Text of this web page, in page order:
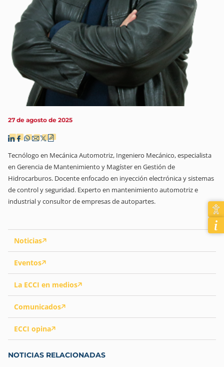
Noticias
Eventos
La ECCI en medios
Comunicados
ECCI opina
NOTICIAS RELACIONADAS
27 de agosto de 2025
Tecnólogo en Mecánica Automotriz, Ingeniero Mecánico, especialista
en Gerencia de Mantenimiento y Magíster en Gestión de
Hidrocarburos. Docente enfocado en inyección electrónica y sistemas
de control y seguridad. Experto en mantenimiento automotriz e
industrial y consultor de empresas de autopartes.